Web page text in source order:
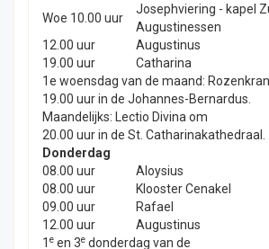
Woe 10.00 uur
Josephviering - kapel
Augustinessen
12.00 uur
Augustinus
19.00 uur
Catharina
1e woensdag van de maand:
19.00 uur in de Johannes-Bernardus.
Maandelijks: Lectio Divina om
20.00 uur in de St. Catharinakathedraal.
Donderdag
08.00 uur
Aloysius
08.00 uur
Klooster Cenakel
09.00 uur
Rafael
12.00 uur
Augustinus
1 e en 3e donderdag van de